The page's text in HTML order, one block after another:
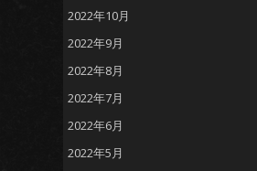
2022年10月
2022年9月
2022年8月
2022年7月
2022年6月
2022年5月